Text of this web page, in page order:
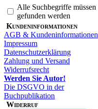
Alle Suchbegriffe müssen
gefunden werden
Kundeninformationen
AGB & Kundeninformationen
Impressum
Datenschutzerklärung
Zahlung und Versand
Widerrufsrecht
Werden Sie Autor!
Die DSGVO in der
Buchpublikation
Widerruf